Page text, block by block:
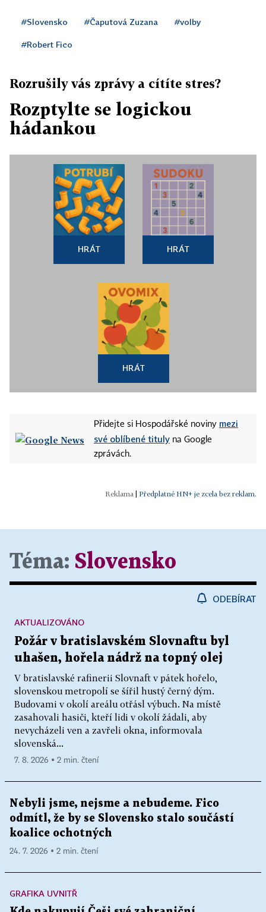
#Slovensko #Čaputová Zuzana #volby
#Robert Fico
Rozrušily vás zprávy a cítíte stres?
Rozptylte se logickou
hádankou
HRÁT HRÁT
HRÁT
Přidejte si Hospodářské noviny mezi
své oblíbené tituly na Google
zprávách.
Předplatné HN+ je zcela bez reklam.
Téma: Slovensko
ODEBÍRAT
Požár v bratislavském Slovnaftu byl
uhašen, hořela nádrž na topný olej
V bratislavské rafinerii Slovnaft v pátek hořelo,
slovenskou metropolí se šířil hustý černý dým.
Budovami v okolí areálu otřásl výbuch. Na místě
zasahovali hasiči, kteří lidi v okolí žádali, aby
nevycházeli ven a zavřeli okna, informovala
slovenská...
AKTUALIZOVÁNO
7. 8. 2026 ▪ 2 min. čtení
Nebyli jsme, nejsme a nebudeme. Fico
odmítl, že by se Slovensko stalo součástí
koalice ochotných
24. 7. 2026 ▪ 2 min. čtení
GRAFIKA UVNITŘ